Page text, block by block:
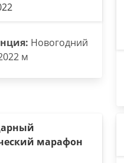
Новогодний
м
марафон